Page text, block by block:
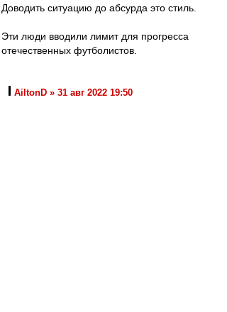
Доводить ситуацию до абсурда это стиль.
Эти люди вводили лимит для прогресса
отечественных футболистов.
AiltonD » 31 авг 2022 19:50